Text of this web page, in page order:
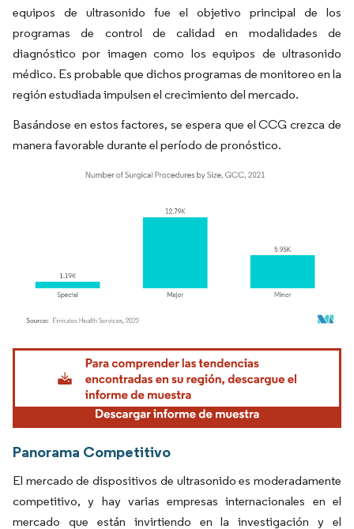
equipos de ultrasonido fue el objetivo principal de los
programas de control de calidad en modalidades de
diagnóstico por imagen como los equipos de ultrasonido
médico. Es probable que dichos programas de monitoreo en la
región estudiada impulsen el crecimiento del mercado.
Basándose en estos factores, se espera que el CCG crezca de
manera favorable durante el período de pronóstico.
Imagen © Mordor Intelligence. El uso requiere atribución según CC BY 4.0.
Panorama Competitivo
El mercado de dispositivos de ultrasonido es moderadamente
competitivo, y hay varias empresas internacionales en el
mercado que están invirtiendo en la investigación y el